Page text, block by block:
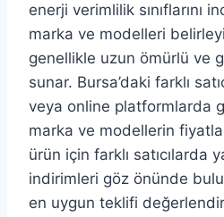
enerji verimlilik sınıflarını
marka ve modelleri
genellikle uzun ömürlü ve
sunar. Bursa’daki farklı
veya online platformlarda
marka ve modellerin
ürün için farklı satıcılarda
indirimleri göz önünde
en uygun teklifi